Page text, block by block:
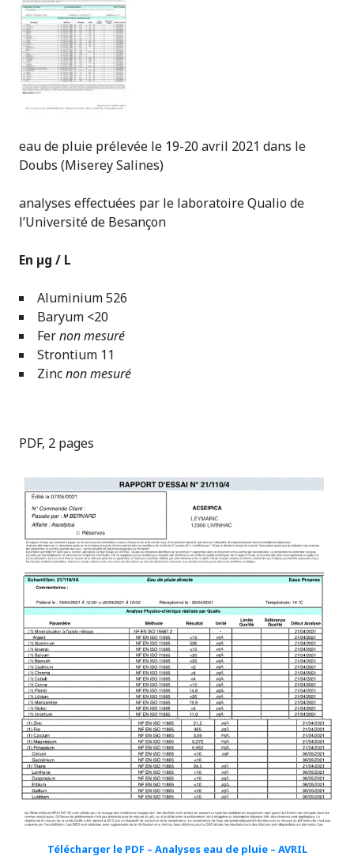
eau de pluie prélevée le 19-20 avril 2021 dans le
Doubs (Miserey Salines)
analyses effectuées par le laboratoire Qualio de
l’Université de Besançon
En µg / L
Aluminium 526
Baryum <20
Fernon mesuré
Strontium 11
Zincnon mesuré
PDF, 2 pages
Télécharger le PDF – Analyses eau de pluie – AVRIL